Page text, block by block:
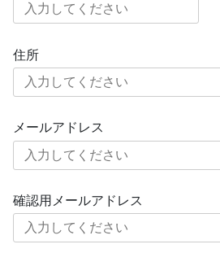
住所
メールアドレス
確認用メールアドレス